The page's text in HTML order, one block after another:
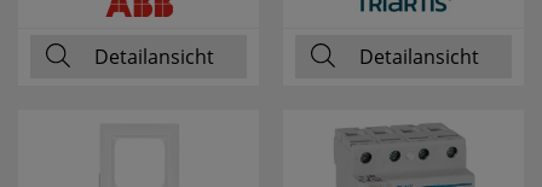
Detailansicht Detailansicht